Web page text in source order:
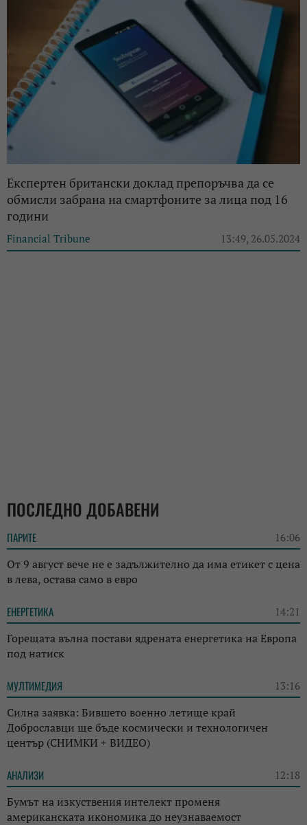
Експертен британски доклад препоръчва да се
обмисли забрана на смартфоните за лица под 16
години
Financial Tribune 13:49, 26.05.2024
ПОСЛЕДНО ДОБАВЕНИ
ПАРИТЕ 16:06
От 9 август вече не е задължително да има етикет с цена
в лева, остава само в евро
ЕНЕРГЕТИКА 14:21
Горещата вълна постави ядрената енергетика на Европа
под натиск
МУЛТИМЕДИЯ 13:16
Силна заявка: Бившето военно летище край
Доброславци ще бъде космически и технологичен
център (СНИМКИ + ВИДЕО)
АНАЛИЗИ 12:18
Бумът на изкуствения интелект променя
американската икономика до неузнаваемост